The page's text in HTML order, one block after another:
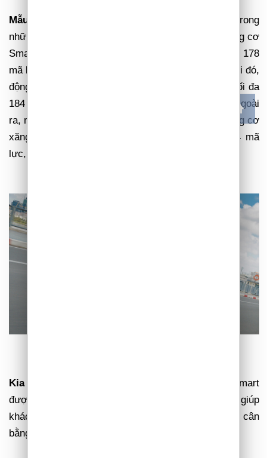
Mẫu C-SUV Hàn Quốc
được đánh giá là một trong
những mẫu xe mang đến trải nghiệm lái thú vị. Động cơ
Smartstream 1.6L tăng áp cho công suất cực đại 178
mã lực cùng momen xoắn cực đại 265Nm. Trong khi đó,
động cơ Smartstream Diesel 2.0L cho công suất tối đa
184 mã lực cùng momen xoắn cực đại 416 Nm. Ngoài
ra, người dùng cũng có thể lựa chọn phiên bản động cơ
xăng Smartstream 2.0L cho công suất tối đa 154 mã
lực, cùng momen xoắn 192 Nm.
Kia Sportage
có 4 chế độ lái Eco/Normal/Sport/Smart
được tùy chỉnh bằng nút chuyển “Drive Mode” giúp
khách hàng trải nghiệm các cảm giác lái khác nhau, cân
bằng hiệu suất vận hành và tiết kiệm nhiên liệu.